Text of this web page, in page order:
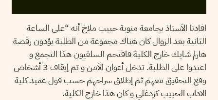
افادنا الأستاذ بجامعة منوبة حبيب ملاخ أنه “على الساعة
الثانية بعد الزوال كان هناك مجموعة من الطلبة يؤدون رقصة
هارلم شايك خارج الكلية فاقتحم السلفيون هذا التجمع و
اعتدوا على الطلبة. تدخل أعوان الأمن و تم إيقاف 3 أشخاص
وقع التحقيق معهم ثم إطلاق سراحهم حسب قول عميد كلية
الاداب الحبيب كزدغلي و كان هذا خارج الكلية.